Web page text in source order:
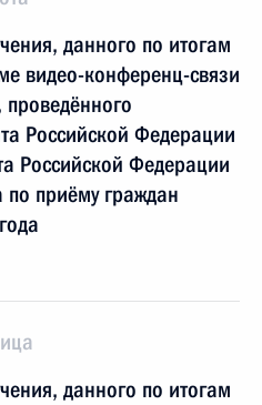
данного по итогам
видео-конференц-связи
Российской Федерации
Российской Федерации
приёму граждан
данного по итогам